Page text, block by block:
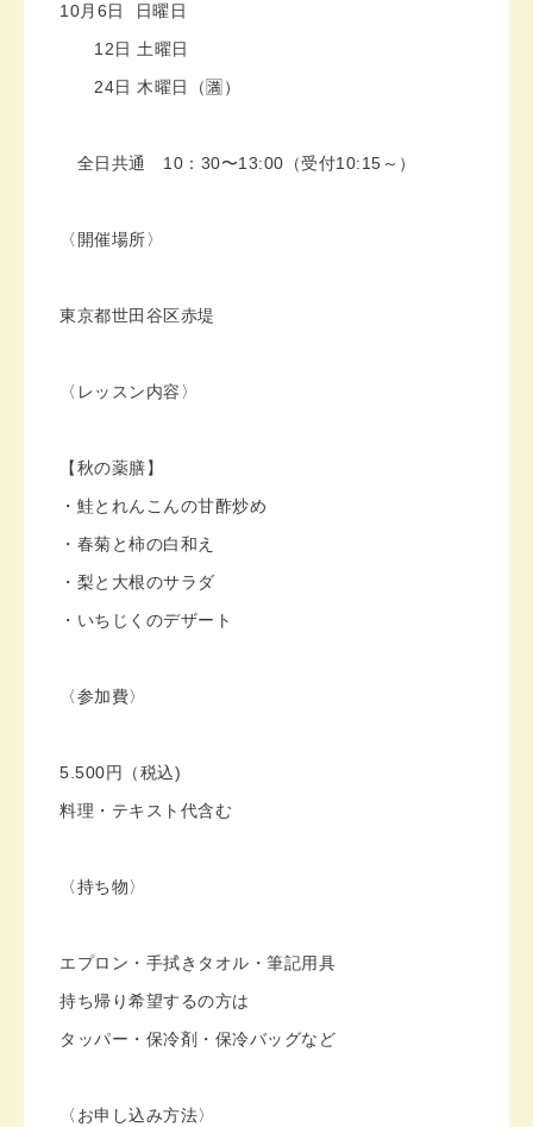
10月6日 日曜日
12日 土曜日
24日 木曜日（🈵）
全日共通 10：30〜13:00（受付10:15～）
〈開催場所〉
東京都世田谷区赤堤
〈レッスン内容〉
【秋の薬膳】
・鮭とれんこんの甘酢炒め
・春菊と柿の白和え
・梨と大根のサラダ
・いちじくのデザート
〈参加費〉
5.500円（税込)
料理・テキスト代含む
〈持ち物〉
エプロン・手拭きタオル・筆記用具
持ち帰り希望するの方は
タッパー・保冷剤・保冷バッグなど
〈お申し込み方法〉